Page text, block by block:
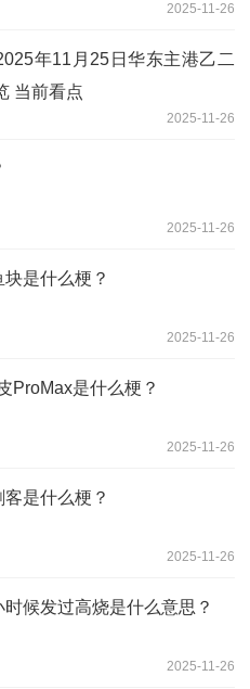
2025-11-26
年11月25日华东主港乙二
当前看点
2025-11-26
2025-11-26
是什么梗？
2025-11-26
ProMax是什么梗？
2025-11-26
是什么梗？
2025-11-26
候发过高烧是什么意思？
2025-11-26